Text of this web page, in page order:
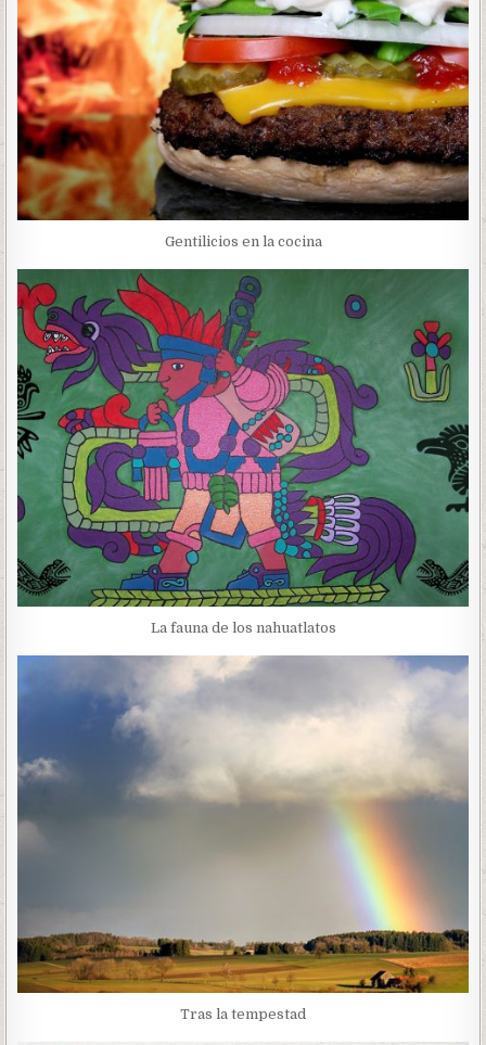
Gentilicios en la cocina
La fauna de los nahuatlatos
Tras la tempestad